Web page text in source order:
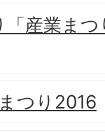
「産業ま
つり2016